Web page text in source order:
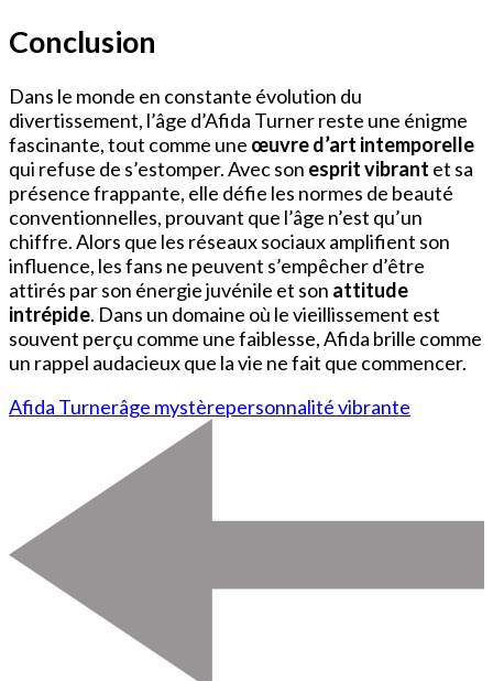
Conclusion
Dans le monde en constante évolution du
divertissement, l’âge d’Afida Turner reste une énigme
fascinante, tout comme une œuvre d’art intemporelle
qui refuse de s’estomper. Avec son esprit vibrant et sa
présence frappante, elle défie les normes de beauté
conventionnelles, prouvant que l’âge n’est qu’un
chiffre. Alors que les réseaux sociaux amplifient son
influence, les fans ne peuvent s’empêcher d’être
attirés par son énergie juvénile et son attitude
intrépide. Dans un domaine où le vieillissement est
souvent perçu comme une faiblesse, Afida brille comme
un rappel audacieux que la vie ne fait que commencer.
Afida Turnerâge mystèrepersonnalité vibrante